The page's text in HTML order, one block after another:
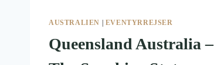
AUSTRALIEN EVENTYRREJSER
Queensland Australia –